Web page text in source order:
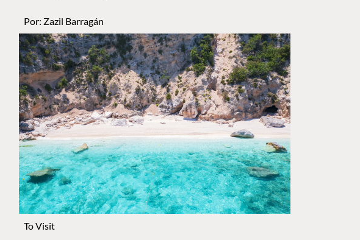
Por: Zazil Barragán
To Visit